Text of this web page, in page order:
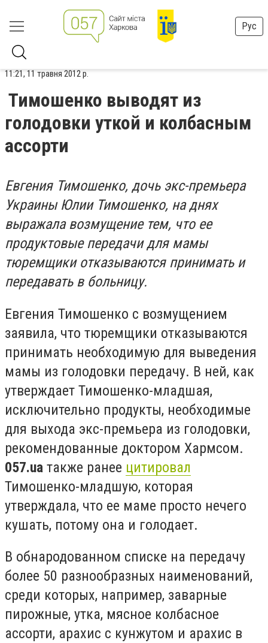
Рус
11:21, 11 травня 2012 р.
Тимошенко выводят из
голодовки уткой и колбасным
ассорти
Евгения Тимошенко, дочь экс-премьера
Украины Юлии Тимошенко, на днях
выражала возмущение тем, что ее
продуктовые передачи для мамы
тюремщики отказываются принимать и
передавать в больницу.
Евгения Тимошенко с возмущением
заявила, что тюремщики отказываются
принимать необходимую для выведения
мамы из голодовки передачу. В ней, как
утверждает Тимошенко-младшая,
исключительно продукты, необходимые
для выхода экс-премьера из голодовки,
рекомендованные доктором Хармсом.
057.ua также ранее цитировал
Тимошенко-младшую, которая
утверждала, что ее маме просто нечего
кушать, потому она и голодает.
В обнародованном списке на передачу
более 50 разнообразных наименований,
среди которых, например, заварные
пирожные, утка, мясное колбасное
ассорти, арахис с кунжутом и арахис в